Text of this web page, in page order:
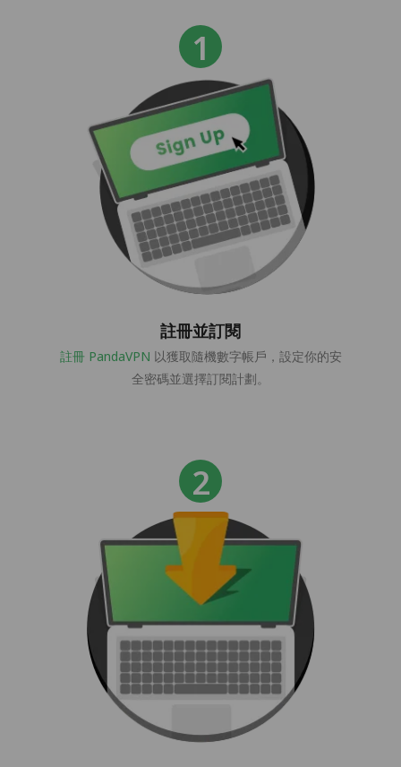
註冊並訂閱
註冊 PandaVPN 以獲取隨機數字帳戶，設定你的安
全密碼並選擇訂閱計劃。